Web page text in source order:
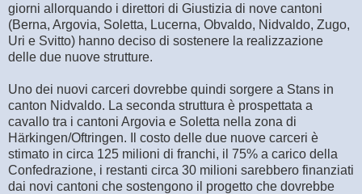
giorni allorquando i direttori di Giustizia di nove cantoni
(Berna, Argovia, Soletta, Lucerna, Obvaldo, Nidvaldo, Zugo,
Uri e Svitto) hanno deciso di sostenere la realizzazione
delle due nuove strutture.
Uno dei nuovi carceri dovrebbe quindi sorgere a Stans in
canton Nidvaldo. La seconda struttura è prospettata a
cavallo tra i cantoni Argovia e Soletta nella zona di
Härkingen/Oftringen. Il costo delle due nuove carceri è
stimato in circa 125 milioni di franchi, il 75% a carico della
Confedrazione, i restanti circa 30 milioni sarebbero finanziati
dai novi cantoni che sostengono il progetto che dovrebbe